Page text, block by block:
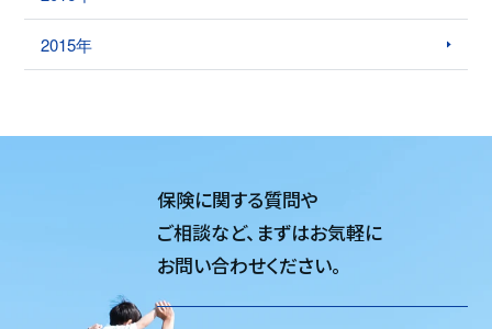
2015年
保険に関する質問や
ご相談など、 まずはお気軽に
お問い合わせください。